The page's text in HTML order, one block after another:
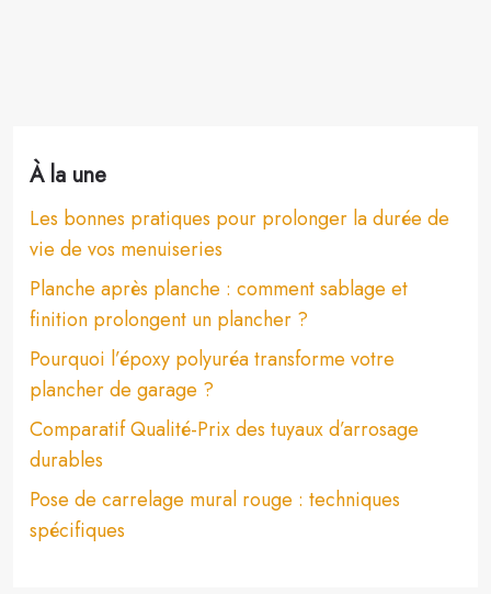
À la une
Les bonnes pratiques pour prolonger la durée de
vie de vos menuiseries
Planche après planche : comment sablage et
finition prolongent un plancher ?
Pourquoi l’époxy polyuréa transforme votre
plancher de garage ?
Comparatif Qualité-Prix des tuyaux d’arrosage
durables
Pose de carrelage mural rouge : techniques
spécifiques